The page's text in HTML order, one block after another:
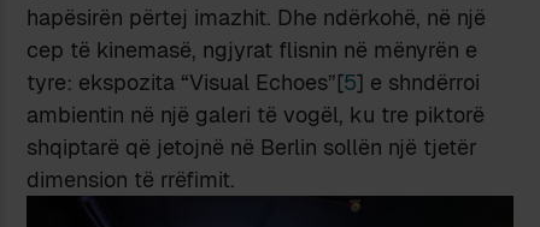
hapësirën përtej imazhit. Dhe ndërkohë, në një
cep të kinemasë, ngjyrat flisnin në mënyrën e
tyre: ekspozita “Visual Echoes”[5] e shndërroi
ambientin në një galeri të vogël, ku tre piktorë
shqiptarë që jetojnë në Berlin sollën një tjetër
dimension të rrëfimit.